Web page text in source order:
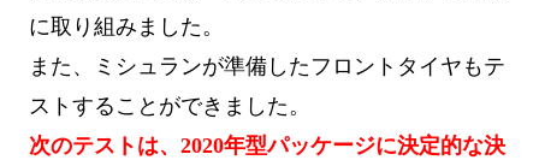
に取り組みました。
また、ミシュランが準備したフロントタイヤもテ
ストすることができました。
次のテストは、2020年型パッケージに決定的な決